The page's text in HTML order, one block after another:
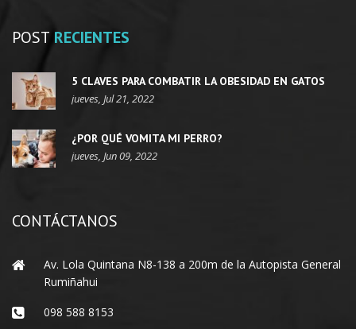
POST RECIENTES
5 CLAVES PARA COMBATIR LA OBESIDAD EN GATOS
jueves, Jul 21, 2022
¿POR QUÉ VOMITA MI PERRO?
jueves, Jun 09, 2022
CONTÁCTANOS
Av. Lola Quintana N8-138 a 200m de la Autopista General
Rumiñahui
098 588 8153